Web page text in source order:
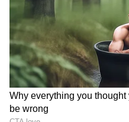
వృషభ రాశి ఫలాలు
నూతన రుణ యత్నాలు
సూచనలు ఉన్నాయి.
సందర్శిస్తారు. చేపట్టిన
వృత్తి, వ్యాపారాలు
మాటపట్టింపులు ఉంటాయి.